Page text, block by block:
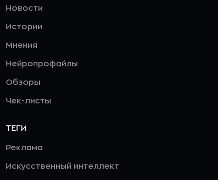
Новости
Истории
Мнения
Нейропрофайлы
Обзоры
Чек-листы
ТЕГИ
Реклама
Искусственный интеллект